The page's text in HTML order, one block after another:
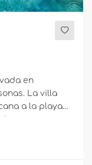
en
La villa
a la playa